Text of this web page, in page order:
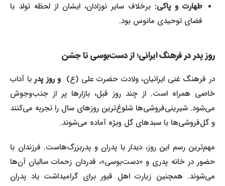
طهارت و پاکی:برخلاف سایر نوزادان، ایشان از لحظه تولد با
فضای توحیدی مانوس بود.
روز پدر در فرهنگ ایرانی؛ از دست‌بوسی تا جشن
در فرهنگ غنی ایرانیان، ولادت حضرت علی (ع)و روز پدربا آداب
خاصی همراه است. از چند روز قبل، بازارها پر از جنب‌وجوش
می‌شود. شیرینی‌فروشی‌ها شلوغ‌ترین روزهای سال را تجربه می‌کنند
و گل‌فروشی‌ها با سبدهای گل ویژه آماده می‌شوند.
مهم‌ترین رسم این روز، دیدار با پدران و پدربزرگ‌هاست. فرزندان با
حضور در خانه پدری و «دست‌بوسی»، قدردان زحمات سالیان آن‌ها
می‌شوند. همچنین زیارت اهل قبور برای گرامیداشت یاد پدران